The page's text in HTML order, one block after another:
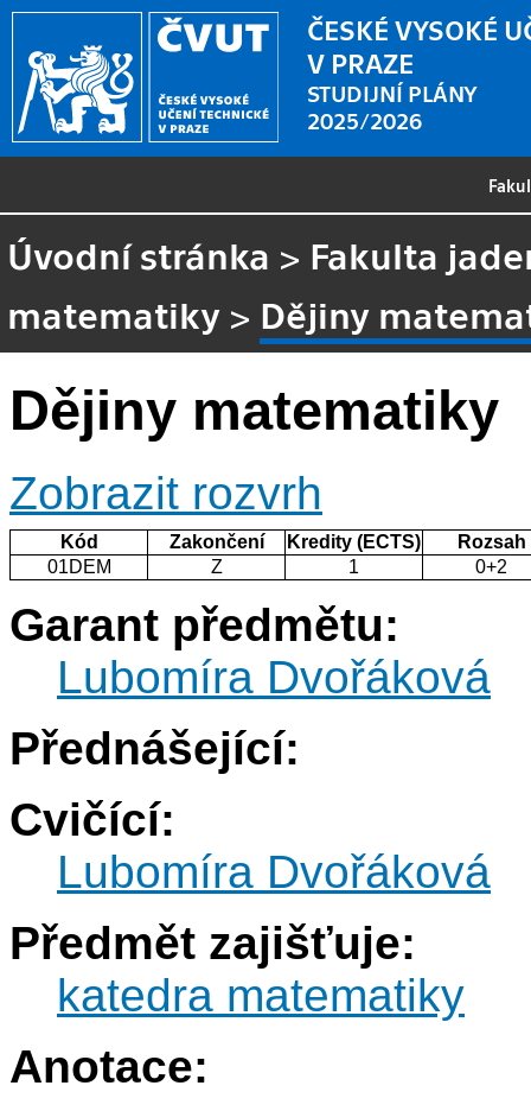
ČESKÉ VYSOKÉ
V PRAZE
STUDIJNÍ PLÁNY
2025/2026
Úvodní stránka > Fakulta
matematiky > Dějiny
Dějiny matematiky
Zobrazit rozvrh
Kód Zakončení Kredity (ECTS)
Rozsah
01DEM
Z 1 0+2
Garant předmětu:
Lubomíra Dvořáková
Přednášející:
Cvičící:
Lubomíra Dvořáková
Předmět zajišťuje:
katedra matematiky
Anotace: